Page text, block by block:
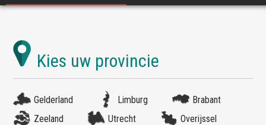
Gelderland Limburg
Brabant
Zeeland
Utrecht
Overijssel